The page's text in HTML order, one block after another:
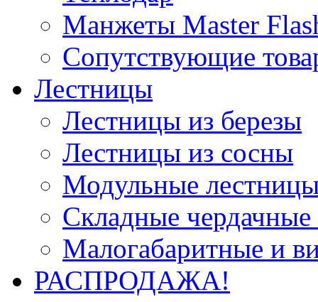
Манжеты Master
Сопутствующие
Лестницы
Лестницы из березы
Лестницы из сосны
Модульные
Складные
Малогабаритные и
РАСПРОДАЖА!